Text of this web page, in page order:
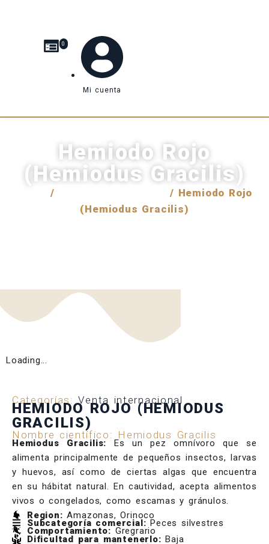
0
Mi cuenta
Hemiodo Rojo
(Hemiodus Gracilis)
/
/ Hemiodo Rojo
(Hemiodus Gracilis)
Loading...
Categorías:Venta internacional
HEMIODO ROJO (HEMIODUS
GRACILIS)
Nombre científico: Hemiodus Gracilis
Hemiodus Gracilis: Es un pez omnívoro que se
alimenta principalmente de pequeños insectos, larvas
y huevos, así como de ciertas algas que encuentra
en su hábitat natural. En cautividad, acepta alimentos
vivos o congelados, como escamas y gránulos.
Region:Amazonas, Orinoco
Subcategoría comercial:Peces silvestres
Comportamiento: Gregrario
Dificultad para mantenerlo: Baja